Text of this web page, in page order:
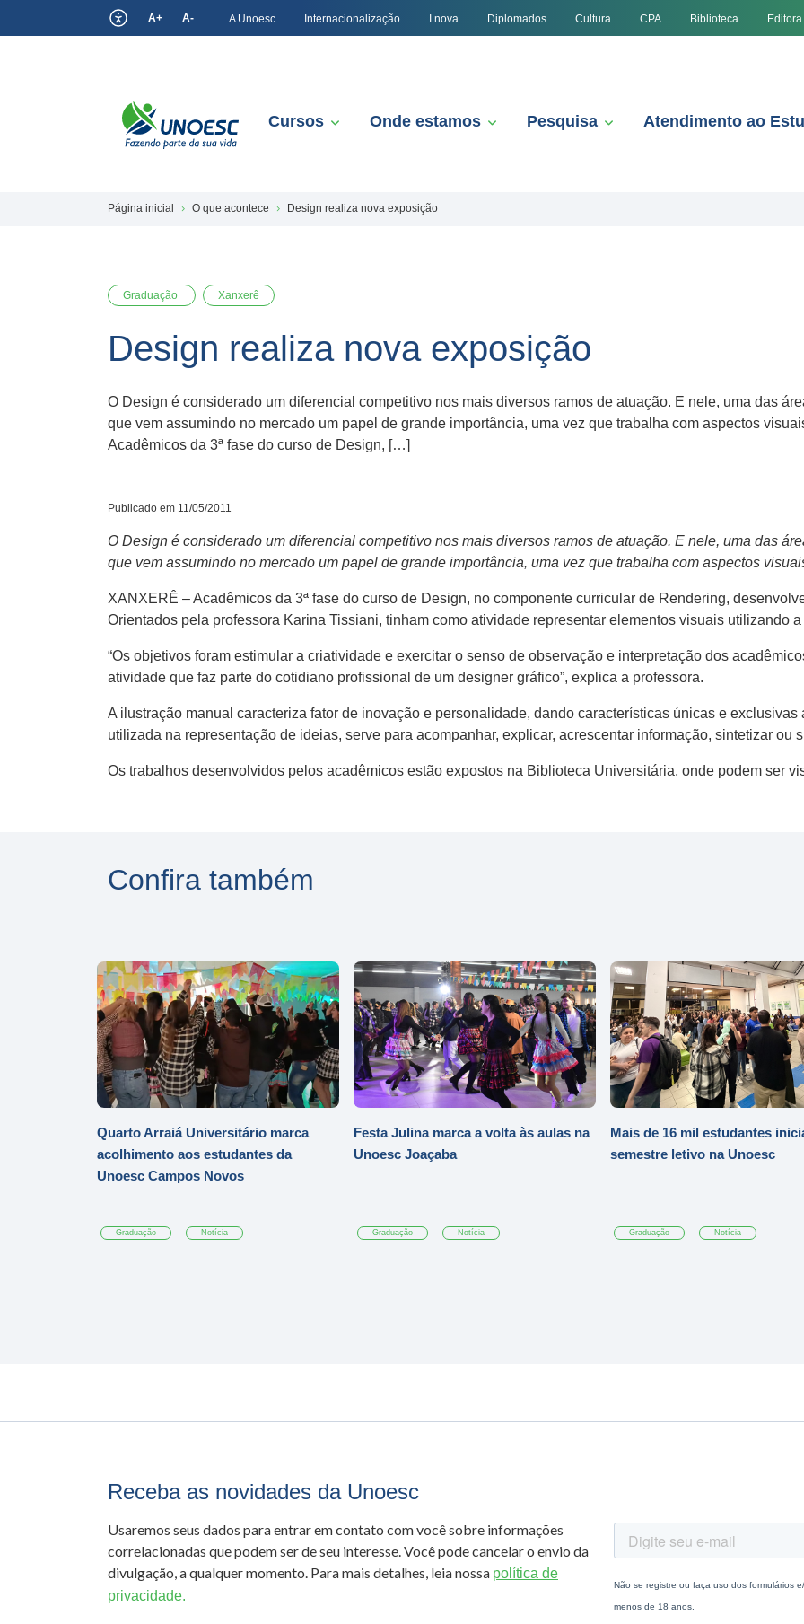
A+ A- A Unoesc Internacionalização I.nova Diplomados Cultura CPA Biblioteca Editora
Cursos Onde estamos Pesquisa Atendimento ao
Página inicial O que acontece Design realiza nova exposição
Graduação Xanxerê
Design realiza nova exposição
O Design é considerado um diferencial competitivo nos mais diversos ramos de atuação. E nele, uma das
que vem assumindo no mercado um papel de grande importância, uma vez que trabalha com aspectos
Acadêmicos da 3ª fase do curso de Design, […]
Publicado em 11/05/2011
O Design é considerado um diferencial competitivo nos mais diversos ramos de atuação. E nele, uma das
que vem assumindo no mercado um papel de grande importância, uma vez que trabalha com aspectos
XANXERÊ – Acadêmicos da 3ª fase do curso de Design, no componente curricular de Rendering,
Orientados pela professora Karina Tissiani, tinham como atividade representar elementos visuais utilizando
“Os objetivos foram estimular a criatividade e exercitar o senso de observação e interpretação dos
atividade que faz parte do cotidiano profissional de um designer gráfico”, explica a professora.
A ilustração manual caracteriza fator de inovação e personalidade, dando características únicas e
utilizada na representação de ideias, serve para acompanhar, explicar, acrescentar informação, sintetizar ou
Os trabalhos desenvolvidos pelos acadêmicos estão expostos na Biblioteca Universitária, onde podem ser
Confira também
Quarto Arraiá Universitário marca
acolhimento aos estudantes da
Unoesc Campos Novos
Graduação Notícia
Festa Julina marca a volta às aulas na
Unoesc Joaçaba
Graduação Notícia
Mais de 16 mil estudantes
semestre letivo na Unoesc
Graduação Notícia
Receba as novidades da Unoesc
Usaremos seus dados para entrar em contato com você sobre informações
correlacionadas que podem ser de seu interesse. Você pode cancelar o envio da
divulgação, a qualquer momento. Para mais detalhes, leia nossa política de
privacidade.